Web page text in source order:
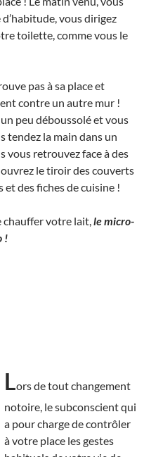
vous dirigez
toilette, comme vous le
pas à sa place et
contre un autre mur !
peu déboussolé et vous
tendez la main dans un
vous retrouvez face à des
le tiroir des couverts
et des fiches de cuisine !
chauffer votre lait, le micro-
!
Lors de tout changement
notoire, le subconscient qui
a pour charge de contrôler
à votre place les gestes